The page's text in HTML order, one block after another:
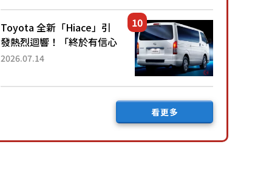
公里，兼具優異節能表現與
舒適「三...
Toyota 全新「Hiace」引
發熱烈迴響！「終於有信心
下訂了！」「哪個等級交車
後竟然還要等「超過半年」
2026.07.14
看更多